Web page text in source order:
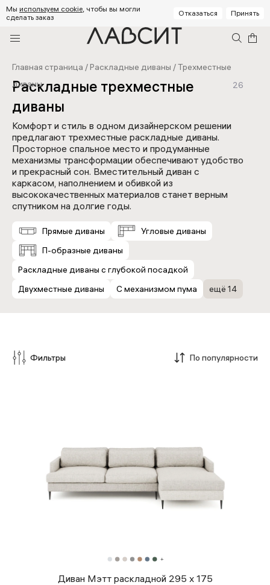
Мы используем cookie, чтобы вы могли
сделать заказ
Отказаться Принять
Главная страница /Раскладные диваны /Трехместные
диваны
Раскладные трехместные
диваны
26
Комфорт и стиль в одном дизайнерском решении
предлагают трехместные раскладные диваны.
Просторное спальное место и продуманные
механизмы трансформации обеспечивают удобство
и прекрасный сон. Вместительный диван с
каркасом, наполнением и обивкой из
высококачественных материалов станет верным
спутником на долгие годы.
Прямые диваны
Угловые диваны
П-образные диваны
Раскладные диваны с глубокой посадкой
Двухместные диваны
С механизмом пума ещё 14
Фильтры По популярности
Диван Мэтт раскладной 295 х 175